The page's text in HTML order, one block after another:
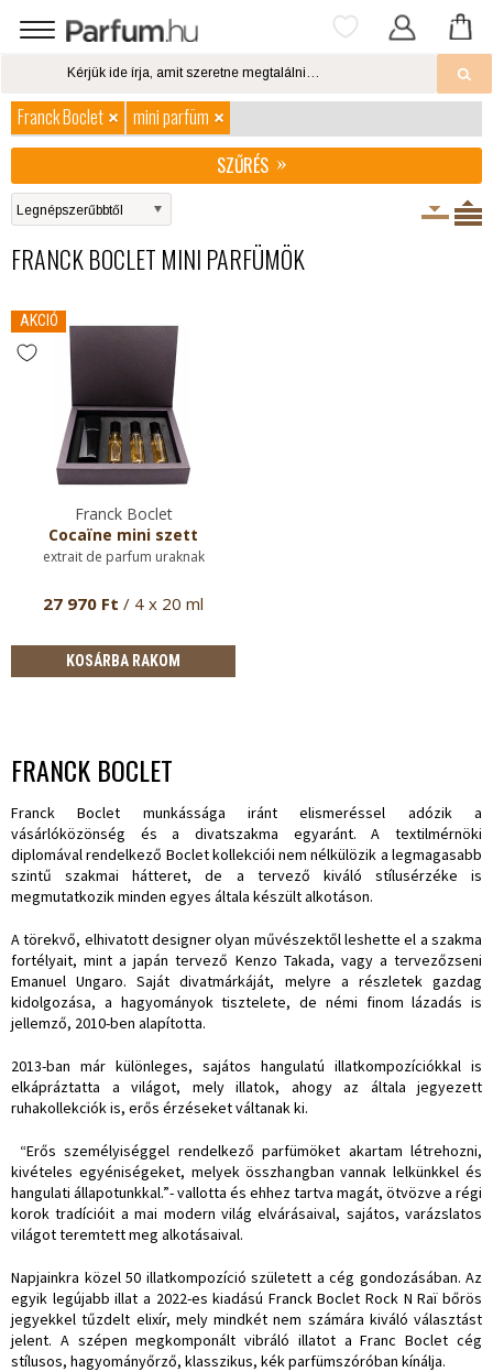
Franck Boclet
mini parfüm
SZŰRÉS
FRANCK BOCLET MINI PARFÜMÖK
AKCIÓ
Franck Boclet
Cocaïne mini szett
extrait de parfum uraknak
27 970 Ft / 4 x 20 ml
KOSÁRBA RAKOM
FRANCK BOCLET
Franck Boclet munkássága iránt elismeréssel adózik a
vásárlóközönség és a divatszakma egyaránt. A textilmérnöki
diplomával rendelkező Boclet kollekciói nem nélkülözik a legmagasabb
szintű szakmai hátteret, de a tervező kiváló stílusérzéke is
megmutatkozik minden egyes általa készült alkotáson.
A törekvő, elhivatott designer olyan művészektől leshette el a szakma
fortélyait, mint a japán tervező Kenzo Takada, vagy a tervezőzseni
Emanuel Ungaro. Saját divatmárkáját, melyre a részletek gazdag
kidolgozása, a hagyományok tisztelete, de némi finom lázadás is
jellemző, 2010-ben alapította.
2013-ban már különleges, sajátos hangulatú illatkompozíciókkal is
elkápráztatta a világot, mely illatok, ahogy az általa jegyezett
ruhakollekciók is, erős érzéseket váltanak ki.
“Erős személyiséggel rendelkező parfümöket akartam létrehozni,
kivételes egyéniségeket, melyek összhangban vannak lelkünkkel és
hangulati állapotunkkal.”- vallotta és ehhez tartva magát, ötvözve a régi
korok tradícióit a mai modern világ elvárásaival, sajátos, varázslatos
világot teremtett meg alkotásaival.
Napjainkra közel 50 illatkompozíció született a cég gondozásában. Az
egyik legújabb illat a 2022-es kiadású Franck Boclet Rock N Raï bőrös
jegyekkel tűzdelt elixír, mely mindkét nem számára kiváló választást
jelent. A szépen megkomponált vibráló illatot a Franc Boclet cég
stílusos, hagyományőrző, klasszikus, kék parfümszóróban kínálja.